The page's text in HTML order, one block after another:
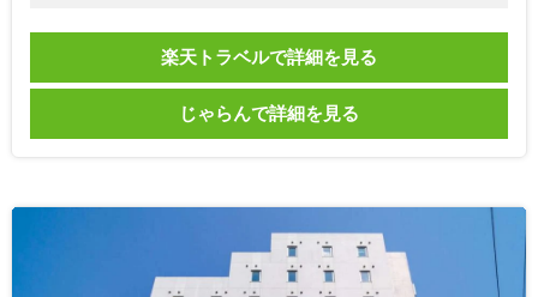
楽天トラベルで詳細を見る
じゃらんで詳細を見る